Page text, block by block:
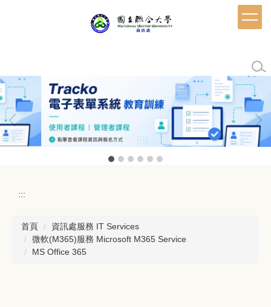
區
:::
首頁
資訊處服務 IT Services
微軟(M365)服務 Microsoft M365 Service
MS Office 365